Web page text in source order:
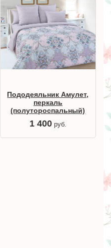
Пододеяльник Амулет,
перкаль
(полутороспальный)
1 400руб.